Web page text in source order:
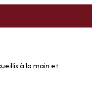
à la main et